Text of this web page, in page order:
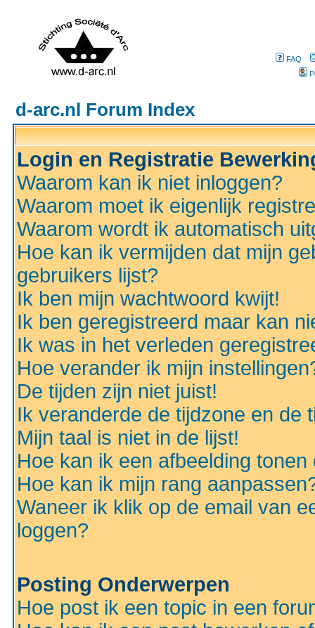
FAQ
d-arc.nl Forum Index
Login en Registratie
Waarom kan ik niet inloggen?
Waarom moet ik eigenlijk
Waarom wordt ik automatisch
Hoe kan ik vermijden dat mijn
gebruikers lijst?
Ik ben mijn wachtwoord kwijt!
Ik ben geregistreerd maar kan
Ik was in het verleden
Hoe verander ik mijn
De tijden zijn niet juist!
Ik veranderde de tijdzone en de
Mijn taal is niet in de lijst!
Hoe kan ik een afbeelding
Hoe kan ik mijn rang
Waneer ik klik op de email van
loggen?
Posting Onderwerpen
Hoe post ik een topic in een